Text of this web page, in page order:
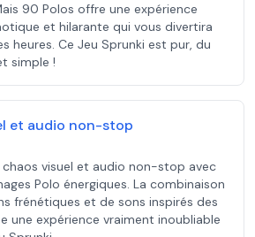
90 Polos offre une expérience
et hilarante qui vous divertira
heures. Ce Jeu Sprunki est pur, du
simple !
et audio non-stop
visuel et audio non-stop avec
Polo énergiques. La combinaison
frénétiques et de sons inspirés des
une expérience vraiment inoubliable